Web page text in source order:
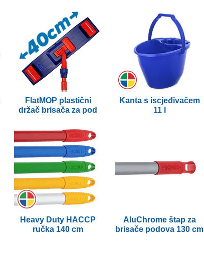
FlatMOP plastični
držač brisača za pod
Kanta s iscjeđivačem
11 l
Heavy Duty HACCP
ručka 140 cm
AluChrome štap za
brisače podova 130 cm